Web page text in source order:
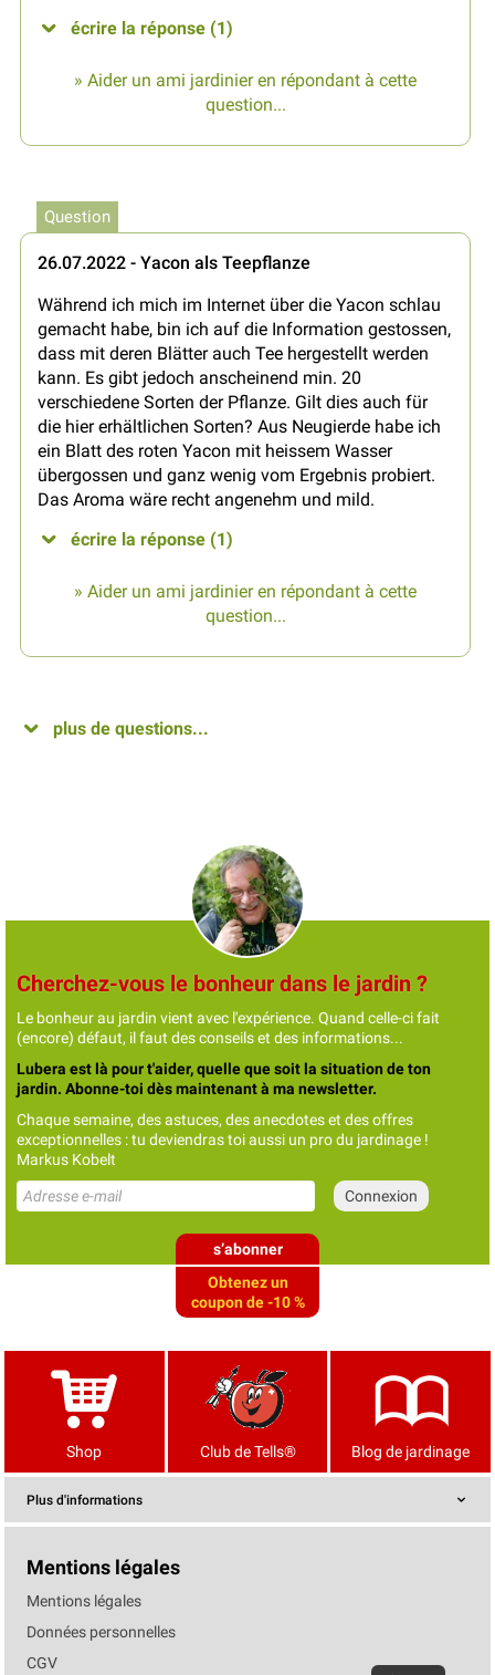
écrire la réponse (1)
» Aider un ami jardinier en répondant à cette
question...
Question
26.07.2022 - Yacon als Teepflanze
Während ich mich im Internet über die Yacon schlau
gemacht habe, bin ich auf die Information gestossen,
dass mit deren Blätter auch Tee hergestellt werden
kann. Es gibt jedoch anscheinend min. 20
verschiedene Sorten der Pflanze. Gilt dies auch für
die hier erhältlichen Sorten? Aus Neugierde habe ich
ein Blatt des roten Yacon mit heissem Wasser
übergossen und ganz wenig vom Ergebnis probiert.
Das Aroma wäre recht angenehm und mild.
écrire la réponse (1)
» Aider un ami jardinier en répondant à cette
question...
plus de questions...
Cherchez-vous le bonheur dans le jardin ?
Le bonheur au jardin vient avec l'expérience. Quand celle-ci fait
(encore) défaut, il faut des conseils et des informations...
Lubera est là pour t'aider, quelle que soit la situation de ton
jardin. Abonne-toi dès maintenant à ma newsletter.
Chaque semaine, des astuces, des anecdotes et des offres
exceptionnelles : tu deviendras toi aussi un pro du jardinage !
Markus Kobelt
s’abonner
Obtenez un
coupon de -10 %
Shop Club de Tells® Blog de jardinage
Plus d'informations
Mentions légales
Mentions légales
Données personnelles
CGV